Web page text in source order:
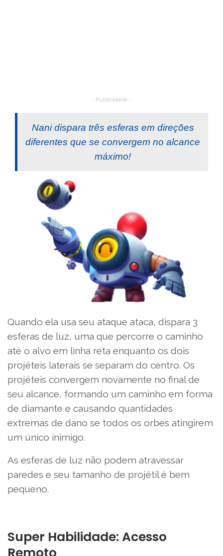
- Publicidade -
Nani dispara três esferas em direções
diferentes que se convergem no alcance
máximo!
Quando ela usa seu ataque ataca, dispara 3
esferas de luz, uma que percorre o caminho
até o alvo em linha reta enquanto os dois
projéteis laterais se separam do centro. Os
projéteis convergem novamente no final de
seu alcance, formando um caminho em forma
de diamante e causando quantidades
extremas de dano se todos os orbes atingirem
um único inimigo.
As esferas de luz não podem atravessar
paredes e seu tamanho de projétil é bem
pequeno.
Super Habilidade: Acesso